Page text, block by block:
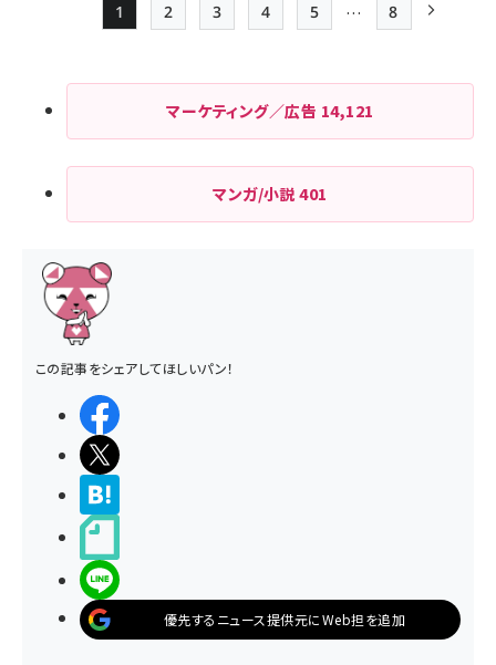
ジ
送
り
Page
1
Page
2
Page
3
Page
4
Page
5 …
最終ページ
8
マーケティング／広告 14,121
マンガ/小説401
この記事をシェアしてほしいパン！
優先するニュース提供元にWeb担を追加